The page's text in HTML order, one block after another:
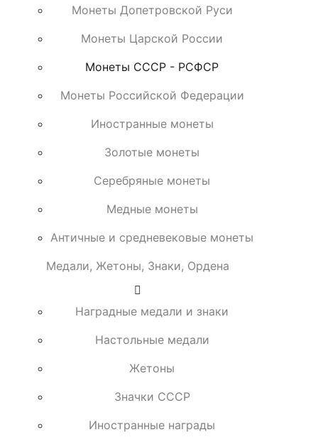
Монеты Допетровской Руси
Монеты Царской России
Монеты СССР - РСФСР
Монеты Российской Федерации
Иностранные монеты
Золотые монеты
Серебряные монеты
Медные монеты
Античные и средневековые монеты
Медали, Жетоны, Знаки, Ордена
Наградные медали и знаки
Настольные медали
Жетоны
Значки СССР
Иностранные награды